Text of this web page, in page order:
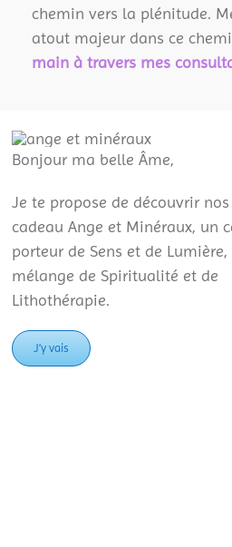
chemin vers la plénitude.
atout majeur dans ce
main à travers mes
Bonjour ma belle Âme,
Je te propose de découvrir
cadeau Ange et Minéraux, un
porteur de Sens et de
mélange de Spiritualité et de
Lithothérapie.
J’y vais